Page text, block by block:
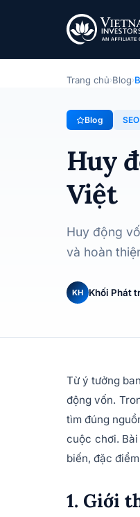
Huy
SEO ·
Trang chủ›Blog›
Blog SEO
Huy
Việt
Huy động
và hoàn
KH Khối Phát
Từ ý tưởng
động vốn.
tìm đúng
cuộc chơi.
biến, đặc
1. Giới